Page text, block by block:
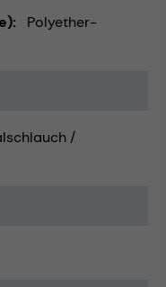
Polyether-
/